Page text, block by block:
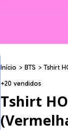
Início > BTS > Tshirt
+20 vendidos
Tshirt